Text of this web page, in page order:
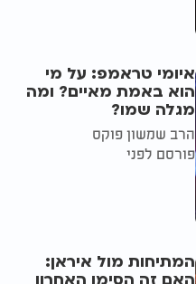
איומי טראמפ: על מי
הוא באמת מאיים? ומה
מגלה שמו?
הרב שמשון פוקס
פורסם לפני
המתיחות מול איראן: